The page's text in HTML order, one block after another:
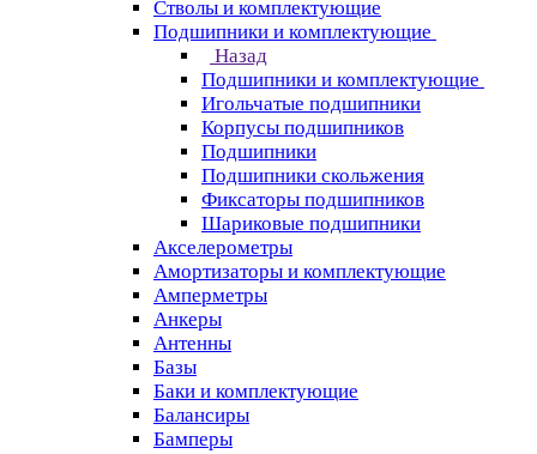
Стволы и комплектующие
Подшипники и комплектующие
Назад
Подшипники и комплектующие
Игольчатые подшипники
Корпусы подшипников
Подшипники
Подшипники скольжения
Фиксаторы подшипников
Шариковые подшипники
Акселерометры
Амортизаторы и комплектующие
Амперметры
Анкеры
Антенны
Базы
Баки и комплектующие
Балансиры
Бамперы